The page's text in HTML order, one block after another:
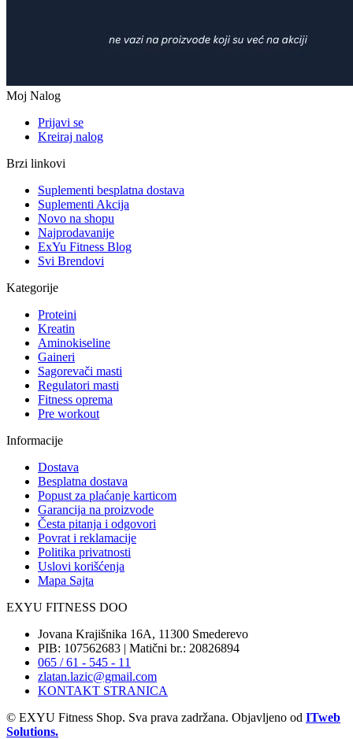
Moj Nalog
Prijavi se
Kreiraj nalog
Brzi linkovi
Suplementi besplatna dostava
Suplementi Akcija
Novo na shopu
Najprodavanije
ExYu Fitness Blog
Svi Brendovi
Kategorije
Proteini
Kreatin
Aminokiseline
Gaineri
Sagorevači masti
Regulatori masti
Fitness oprema
Pre workout
Informacije
Dostava
Besplatna dostava
Popust za plaćanje karticom
Garancija na proizvode
Česta pitanja i odgovori
Povrat i reklamacije
Politika privatnosti
Uslovi korišćenja
Mapa Sajta
EXYU FITNESS DOO
Jovana Krajišnika 16A, 11300 Smederevo
PIB: 107562683 | Matični br.: 20826894
065 / 61 - 545 - 11
zlatan.lazic@gmail.com
KONTAKT STRANICA
© EXYU Fitness Shop. Sva prava zadržana. Objavljeno od ITweb
Solutions.